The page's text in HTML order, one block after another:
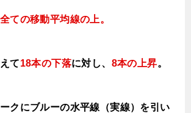
全ての移動平均線の上。
て18本の下落に対し、 8本の上昇。
クにブルーの水平線（実線）を引い